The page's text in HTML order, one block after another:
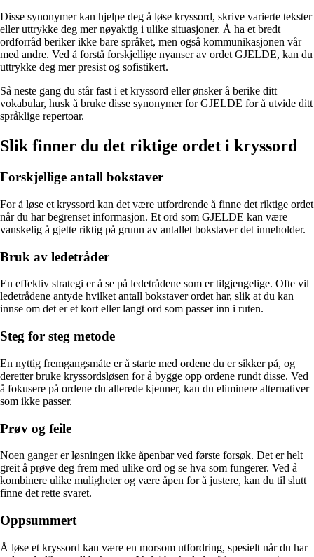
Disse synonymer kan hjelpe deg å løse kryssord, skrive varierte tekster
eller uttrykke deg mer nøyaktig i ulike situasjoner. Å ha et bredt
ordforråd beriker ikke bare språket, men også kommunikasjonen vår
med andre. Ved å forstå forskjellige nyanser av ordet GJELDE, kan du
uttrykke deg mer presist og sofistikert.
Så neste gang du står fast i et kryssord eller ønsker å berike ditt
vokabular, husk å bruke disse synonymer for GJELDE for å utvide ditt
språklige repertoar.
Slik finner du det riktige ordet i kryssord
Forskjellige antall bokstaver
For å løse et kryssord kan det være utfordrende å finne det riktige ordet
når du har begrenset informasjon. Et ord som GJELDE kan være
vanskelig å gjette riktig på grunn av antallet bokstaver det inneholder.
Bruk av ledetråder
En effektiv strategi er å se på ledetrådene som er tilgjengelige. Ofte vil
ledetrådene antyde hvilket antall bokstaver ordet har, slik at du kan
innse om det er et kort eller langt ord som passer inn i ruten.
Steg for steg metode
En nyttig fremgangsmåte er å starte med ordene du er sikker på, og
deretter bruke kryssordsløsen for å bygge opp ordene rundt disse. Ved
å fokusere på ordene du allerede kjenner, kan du eliminere alternativer
som ikke passer.
Prøv og feile
Noen ganger er løsningen ikke åpenbar ved første forsøk. Det er helt
greit å prøve deg frem med ulike ord og se hva som fungerer. Ved å
kombinere ulike muligheter og være åpen for å justere, kan du til slutt
finne det rette svaret.
Oppsummert
Å løse et kryssord kan være en morsom utfordring, spesielt når du har